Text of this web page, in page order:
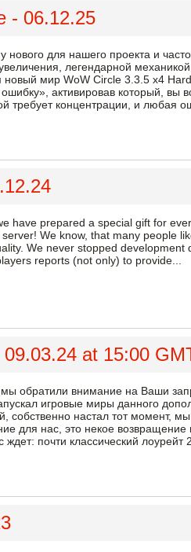
- 06.12.25
нового для нашего проекта и
легендарной
мир WoW Circle 3.3.5 x4
активировав который, вы
концентрации, и любая
have prepared a special gift for
We know, that many people
We never stopped development
reports (not only) to provide...
at 15:00
обратили внимание на Ваши
игровые миры данного
собственно настал тот момент,
для нас, это некое возвращение
почти классический